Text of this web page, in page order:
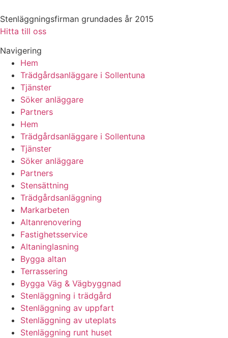
Stenläggningsfirman grundades år 2015
Hitta till oss
Navigering
Hem
Trädgårdsanläggare i Sollentuna
Tjänster
Söker anläggare
Partners
Hem
Trädgårdsanläggare i Sollentuna
Tjänster
Söker anläggare
Partners
Stensättning
Trädgårdsanläggning
Markarbeten
Altanrenovering
Fastighetsservice
Altaninglasning
Bygga altan
Terrassering
Bygga Väg & Vägbyggnad
Stenläggning i trädgård
Stenläggning av uppfart
Stenläggning av uteplats
Stenläggning runt huset